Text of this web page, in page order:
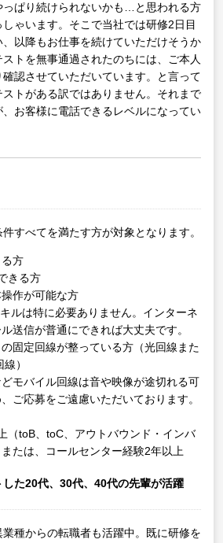
っぱり続けられないかも…と思われる方
ゃいます。そこで当社では研修2日目
以降もお仕事を続けていただけそうか
トを無事通過されたのちには、ご本人
認させていただいています。と言って
トがある訳ではありません。それまで
お客様に電話できるレベルになってい
すべてを満たす方が対象となります。
方
きる方
作が可能な方
ルは特に必要ありません。インターネ
送信が普通にできれば大丈夫です。
固定回線が整っている方（光回線また
）
モバイル回線は音や映像が途切れる可
ご応募をご遠慮いただいております。
（toB、toC、アウトバウンド・インバ
たは、コールセンター経験2年以上
した20代、30代、40代の先輩が活躍
種からの転職者も活躍中。既に研修を